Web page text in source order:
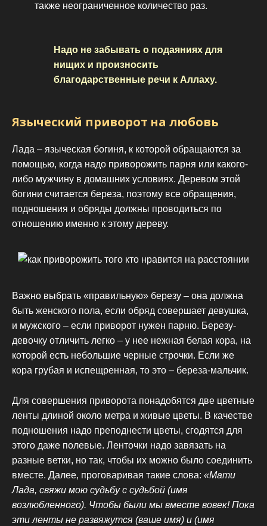
также неограниченное количество раз.
Надо не забывать о подаяниях для
нищих и произносить
благодарственные речи к Аллаху.
Языческий приворот на любовь
Лада – языческая богиня, к которой обращаются за
помощью, когда надо приворожить парня или какого-
либо мужчину в домашних условиях. Деревом этой
богини считается береза, поэтому все обращения,
подношения и обряды должны проводиться по
отношению именно к этому дереву.
Важно выбрать «правильную» березу – она должна
быть женского пола, если обряд совершает девушка,
и мужского – если приворот нужен парню. Березу-
девочку отличить легко – у нее нежная белая кора, на
которой есть небольшие черные строчки. Если же
кора грубая и испещренная, то это – береза-мальчик.
Для совершения приворота понадобятся две цветные
ленты длиной около метра и живые цветы. В качестве
подношения надо преподнести цветы, сгодятся для
этого даже полевые. Ленточки надо завязать на
разные ветки, но так, чтобы их можно было соединить
вместе. Далее, проговаривая такие слова: «Мати
Лада, свяжи мою судьбу с судьбой (имя
возлюбленного). Чтобы были мы вместе вовек! Пока
эти ленты не развяжутся (ваше имя) и (имя